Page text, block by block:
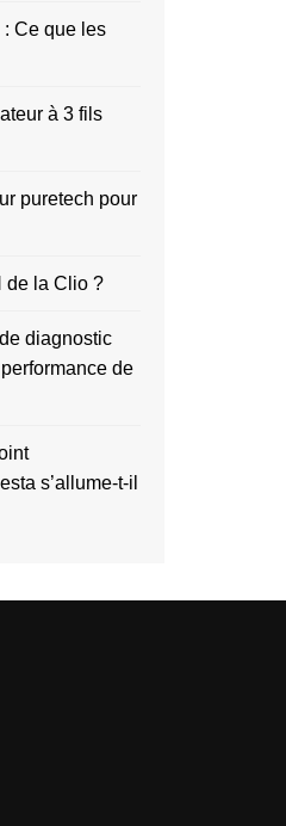
Ce que les
à 3 fils
puretech pour
de la Clio ?
diagnostic
de
s’allume-t-il